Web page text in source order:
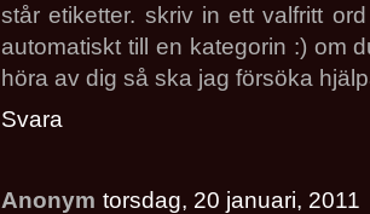
står etiketter. skriv in ett valfritt
automatiskt till en kategorin :) om
höra av dig så ska jag försöka
Svara
Anonym torsdag, 20 januari, 2011